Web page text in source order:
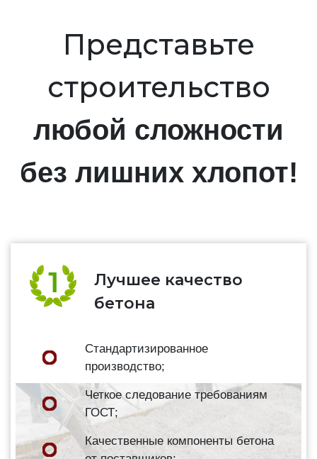
Представьте
строительство
любой сложности
без лишних хлопот!
Лучшее качество
бетона
Стандартизированное
производство;
Четкое следование требованиям
ГОСТ;
Качественные компоненты бетона